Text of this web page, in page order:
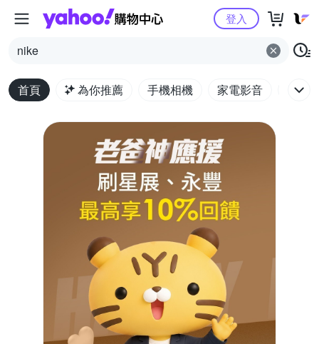
Yahoo購物中心
nike
登入
首頁 為你推薦 手機相機 家電影音 電腦